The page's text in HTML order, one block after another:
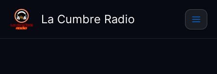
contenido
La Cumbre Radio